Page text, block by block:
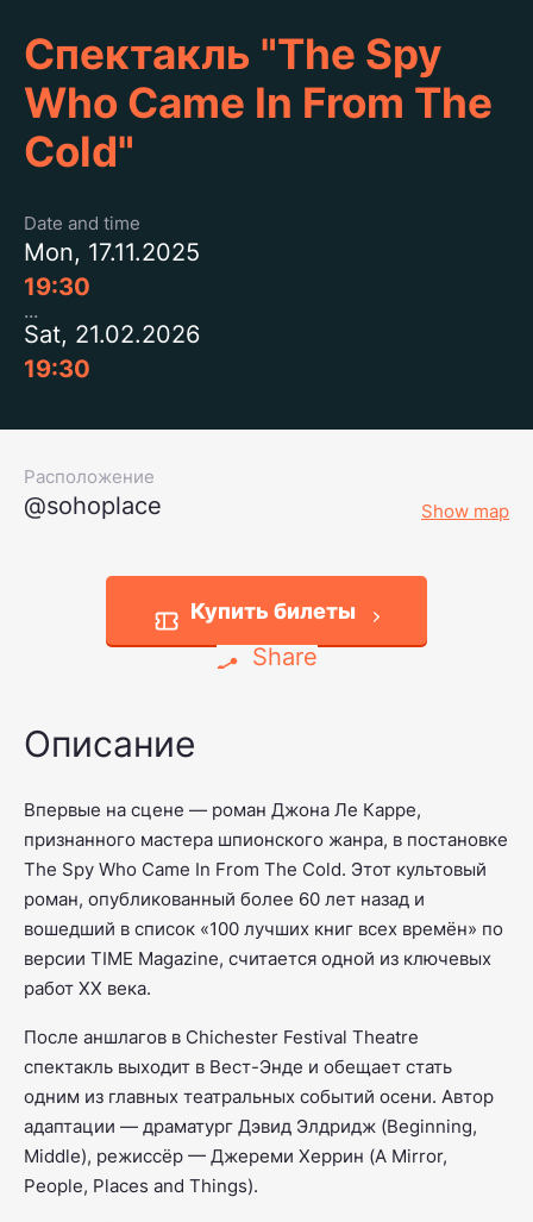
Спектакль "The Spy
Who Came In From The
Cold"
Date and time
Mon, 17.11.2025
19:30
Sat, 21.02.2026
19:30
Расположение
@sohoplace Show map
Купить билеты
Share
Описание
Впервые на сцене — роман Джона Ле Карре,
признанного мастера шпионского жанра, в постановке
The Spy Who Came In From The Cold. Этот культовый
роман, опубликованный более 60 лет назад и
вошедший в список «100 лучших книг всех времён» по
версии TIME Magazine, считается одной из ключевых
работ XX века.
После аншлагов в Chichester Festival Theatre
спектакль выходит в Вест-Энде и обещает стать
одним из главных театральных событий осени. Автор
адаптации — драматург Дэвид Элдридж (Beginning,
Middle), режиссёр — Джереми Херрин (A Mirror,
People, Places and Things).